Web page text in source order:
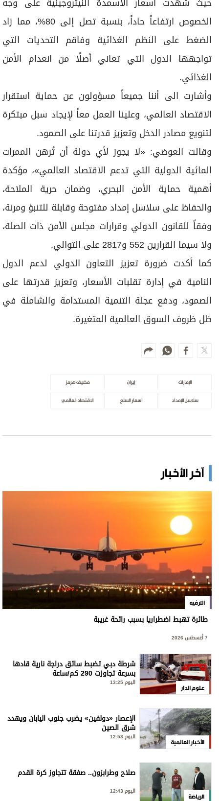
الخصوص ارتفاعاً حاداً، بنسبة تصل إلى 80%، مما زاد
الضغط على النظم الغذائية وفاقم التحديات التي
تواجهها الدول التي تعاني أصلًا من انعدام الأمن
الغذائي.
وأشارت الى أننا جميعاً مسؤولون عن حماية استقرار
الاقتصاد العالمي، وعلينا العمل معاً لإيجاد سبل مبتكرة
لتنويع مصادر الدخل وتعزيز قدرتنا على الصمود.
وقالت العوضي: «لا يجوز لأي دولة أن تُرهن الممرات
المائية الدولية التي تدعم الاقتصاد العالمي»، مؤكدة
أهمية حماية الأمن البحري، وضمان حرية الملاحة،
والحفاظ على سلاسل إمداد مفتوحة وقابلة للتنبؤ ومرنة،
وفقاً للقانون الدولي وقرارات مجلس الأمن ذات الصلة،
ولا سيما القرارين 552 و2817 على التوالي.
كما أكدت ضرورة تعزيز التعاون الدولي لدعم الدول
النامية في إدارة تقلبات الأسعار، وتعزيز قدرتها على
الصمود، ودفع عجلة التنمية المستدامة والشاملة في
ظل ظروف السوق العالمية المتغيرة.
الإمارات إيران مضيق هرمز
سلاسل الإمداد أسعار السلع الاقتصاد العالمي
آخر الأخبار
الترفيه
طائرة تهبط اضطراريا بسبب رائحة غريبة
علوم الدار
شرطة دبي تضبط سائق دراجة نارية قادها
بسرعة تجاوزت 290 كم/ساعة
اليوم 13:25
الأخبار العالمية
الإعصار «دولفين» يضرب جنوب اليابان ويهدد
شرق الصين
اليوم 12:53
الرياضة
صلاح وطرابزون.. صفقة تتجاوز كرة القدم
اليوم 12:43